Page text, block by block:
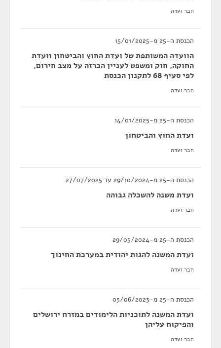
חבר ועדה
הכנסת ה-25 מ-15/01/2025
הוועדה המשותפת של ועדת החוץ והביטחון וועדת
החוקה, חוק ומשפט לעניין הכרזה על מצב חירום,
לפי סעיף 68 לתקנון הכנסת
חבר ועדה
הכנסת ה-25 מ-14/01/2025
ועדת החוץ והביטחון
חבר ועדה
הכנסת ה-25 מ-29/10/2024 עד 27/07/2025
ועדת משנה להשכלה גבוהה
חבר ועדה
הכנסת ה-25 מ-29/05/2024
ועדת המשנה להגות יהודית במערכת החינוך
חבר ועדה
הכנסת ה-25 מ-05/06/2023
ועדת המשנה לתוכניות הלימודים במזרח ירושלים
והפיקוח עליהן
חבר ועדה